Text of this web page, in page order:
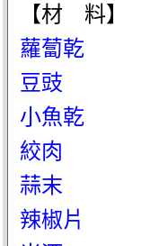
【材 料】
蘿蔔乾
豆豉
小魚乾
絞肉
蒜末
辣椒片